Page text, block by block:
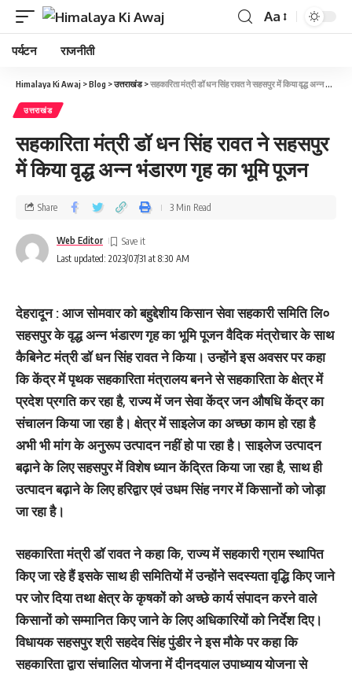
Aa
पर्यटन राजनीती
Himalaya Ki Awaj >Blog >उत्तराखंड>सहकारिता मंत्री डॉ धन सिंह रावत ने सहसपुर में किया वृद्ध अन्न भंडारण गृह का भूमि पूजन
उत्तराखंड
सहकारिता मंत्री डॉ धन सिंह रावत ने सहसपुर
में किया वृद्ध अन्न भंडारण गृह का भूमि पूजन
Last updated: 2023/07/31 at 8:30 AM
Web Editor
Share 3 Min Read
देहरादून : आज सोमवार को बहुद्देशीय किसान सेवा सहकारी समिति लि०
सहसपुर के वृद्ध अन्न भंडारण गृह का भूमि पूजन वैदिक मंत्रोचार के साथ
कैबिनेट मंत्री डॉ धन सिंह रावत ने किया। उन्‍होंने इस अवसर पर कहा
कि केंद्र में पृथक सहकारिता मंत्रालय बनने से सहकारिता के क्षेत्र में
प्रदेश प्रगति कर रहा है, राज्य में जन सेवा केंद्र जन औषधि केंद्र का
संचालन किया जा रहा है। क्षेत्र में साइलेज का अच्छा काम हो रहा है
अभी भी मांग के अनुरूप उत्पादन नहीं हो पा रहा है। साइलेज उत्पादन
बढ़ाने के लिए सहसपुर में विशेष ध्यान केंद्रित किया जा रहा है, साथ ही
उत्पादन बढ़ाने के लिए हरिद्वार एवं उधम सिंह नगर में किसानों को जोड़ा
जा रहा है।
सहकारिता मंत्री डॉ रावत ने कहा कि, राज्य में सहकारी ग्राम स्थापित
किए जा रहे हैं इसके साथ ही समितियों में उन्होंने सदस्यता वृद्धि किए जाने
पर जोर दिया तथा क्षेत्र के कृषकों को अच्छे कार्य संपादन करने वाले
किसानों को सम्मानित किए जाने के लिए अधिकारियों को निर्देश दिए।
विधायक सहसपुर श्री सहदेव सिंह पुंडीर ने इस मौके पर कहा कि
सहकारिता द्वारा संचालित योजना में दीनदयाल उपाध्याय योजना से